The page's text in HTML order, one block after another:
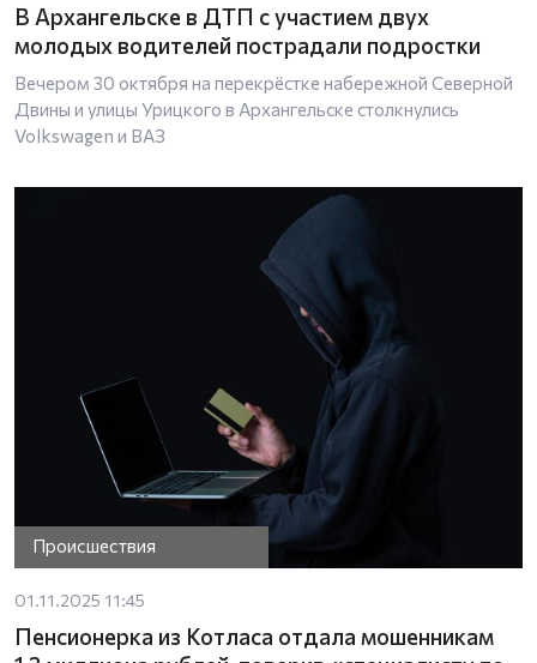
В Архангельске в ДТП с участием двух
молодых водителей пострадали подростки
Вечером 30 октября на перекрёстке набережной Северной
Двины и улицы Урицкого в Архангельске столкнулись
Volkswagen и ВАЗ
Происшествия
01.11.2025 11:45
Пенсионерка из Котласа отдала мошенникам